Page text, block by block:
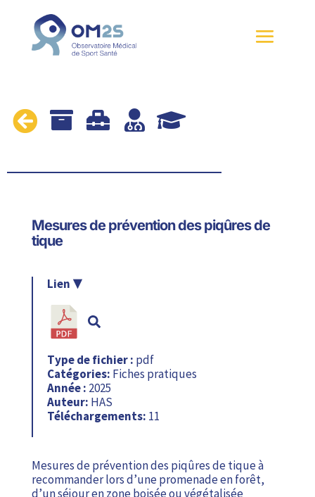
    
Mesures de prévention des piqûres de
tique
Mesures de prévention des piqûres de tique à
recommander lors d’une promenade en forêt,
d’un séjour en zone boisée ou végétalisée
Type de fichier : pdf
Catégories: Fiches pratiques
Année : 2025
Auteur: HAS
Téléchargements: 11